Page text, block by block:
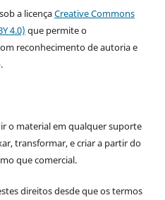
a licençaCreative Commons
4.0) que permite o
reconhecimento de autoria e
o material em qualquer suporte
transformar, e criar a partir do
que comercial.
direitos desde que os termos